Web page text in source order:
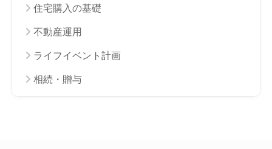
住宅購入の基礎
不動産運用
ライフイベント計画
相続・贈与